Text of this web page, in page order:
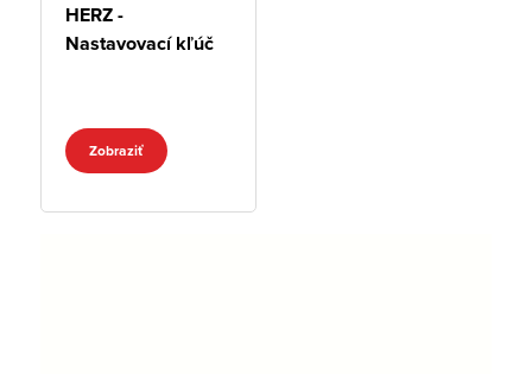
HERZ -
Nastavovací kľúč
Zobraziť